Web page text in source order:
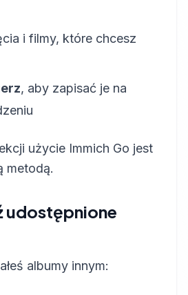
i filmy, które chcesz
, aby zapisać je na
użycie Immich Go jest
metodą.
udostępnione
albumy innym: